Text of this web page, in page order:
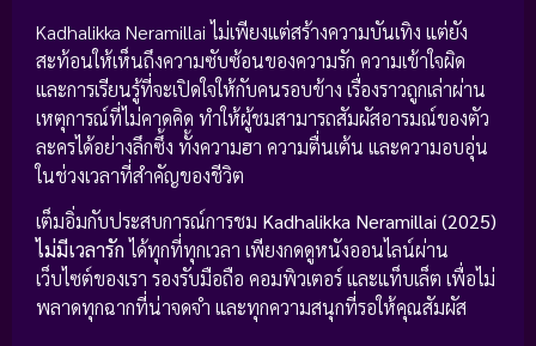
Kadhalikka Neramillai ไม่เพียงแต่สร้างความบันเทิง แต่ยัง
สะท้อนให้เห็นถึงความซับซ้อนของความรัก ความเข้าใจผิด
และการเรียนรู้ที่จะเปิดใจให้กับคนรอบข้าง เรื่องราวถูกเล่าผ่าน
เหตุการณ์ที่ไม่คาดคิด ทำให้ผู้ชมสามารถสัมผัสอารมณ์ของตัว
ละครได้อย่างลึกซึ้ง ทั้งความฮา ความตื่นเต้น และความอบอุ่น
ในช่วงเวลาที่สำคัญของชีวิต
เต็มอิ่มกับประสบการณ์การชม Kadhalikka Neramillai (2025)
ไม่มีเวลารักได้ทุกที่ทุกเวลา เพียงกดดูหนังออนไลน์ผ่าน
เว็บไซต์ของเรา รองรับมือถือ คอมพิวเตอร์ และแท็บเล็ต เพื่อไม่
พลาดทุกฉากที่น่าจดจำ และทุกความสนุกที่รอให้คุณสัมผัส